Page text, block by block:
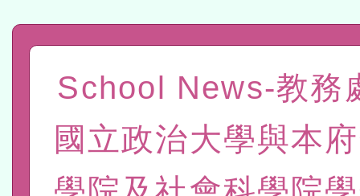
程
A3數位素養講師名單
「數位內容與教學軟體線
t」
有關大陸委員會函釋公務
赴陸應申請許可一案
轉知經濟部水利署委託財
School News-教務
國立政治大學與本